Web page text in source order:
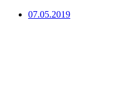
07.05.2019